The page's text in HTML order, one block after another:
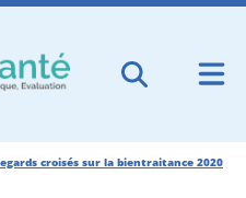
croisés sur la bientraitance 2020